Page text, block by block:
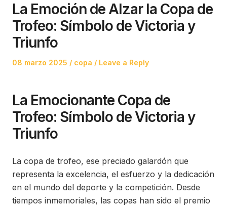
La Emoción de Alzar la Copa de
Trofeo: Símbolo de Victoria y
Triunfo
Posted
08 marzo 2025
Posted
copa Leave a Reply
La Emocionante Copa de
Trofeo: Símbolo de Victoria y
Triunfo
La copa de trofeo, ese preciado galardón que
representa la excelencia, el esfuerzo y la dedicación
en el mundo del deporte y la competición. Desde
tiempos inmemoriales, las copas han sido el premio